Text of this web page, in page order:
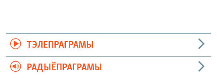
ТЭЛЕПРАГРАМЫ
РАДЫЁПРАГРАМЫ